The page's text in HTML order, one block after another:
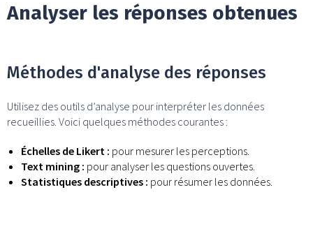
Analyser les réponses obtenues
Méthodes d'analyse des réponses
Utilisez des outils d’analyse pour interpréter les données
recueillies. Voici quelques méthodes courantes :
Échelles de Likert : pour mesurer les perceptions.
Text mining : pour analyser les questions ouvertes.
Statistiques descriptives : pour résumer les données.